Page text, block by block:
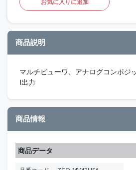
お気に入りに追加
商品説明
マルチビューワ、アナログコンポジ
I出力
商品情報
商品データ